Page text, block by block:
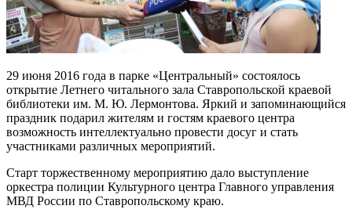
29 июня 2016 года в парке «Центральный» состоялось
открытие Летнего читального зала Ставропольской краевой
библиотеки им. М. Ю. Лермонтова. Яркий и запоминающийся
праздник подарил жителям и гостям краевого центра
возможность интеллектуально провести досуг и стать
участниками различных мероприятий.
Старт торжественному мероприятию дало выступление
оркестра полиции Культурного центра Главного управления
МВД России по Ставропольскому краю.